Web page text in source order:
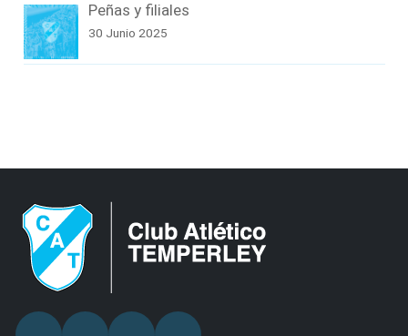
Peñas y filiales
30 Junio 2025